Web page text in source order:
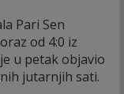
Pari Sen
od 4:0 iz
u petak objavio
jutarnjih sati.